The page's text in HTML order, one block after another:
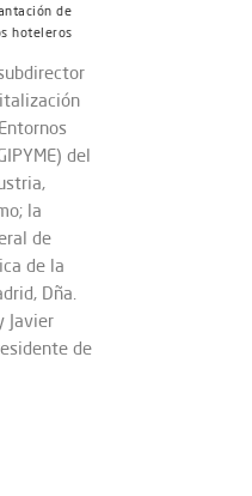
de
hoteleros
del
la
de
de la
Dña.
Javier
de